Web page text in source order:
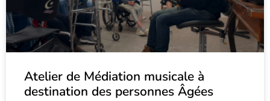
Atelier de Médiation musicale à
destination des personnes Âgées